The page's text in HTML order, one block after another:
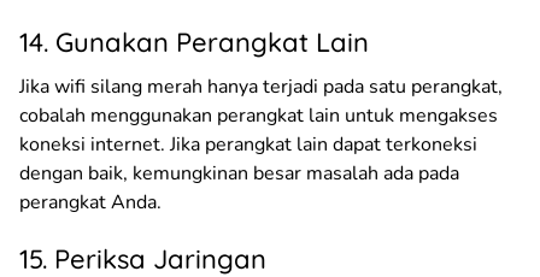
14. Gunakan Perangkat Lain
Jika wifi silang merah hanya terjadi pada satu perangkat,
cobalah menggunakan perangkat lain untuk mengakses
koneksi internet. Jika perangkat lain dapat terkoneksi
dengan baik, kemungkinan besar masalah ada pada
perangkat Anda.
15. Periksa Jaringan